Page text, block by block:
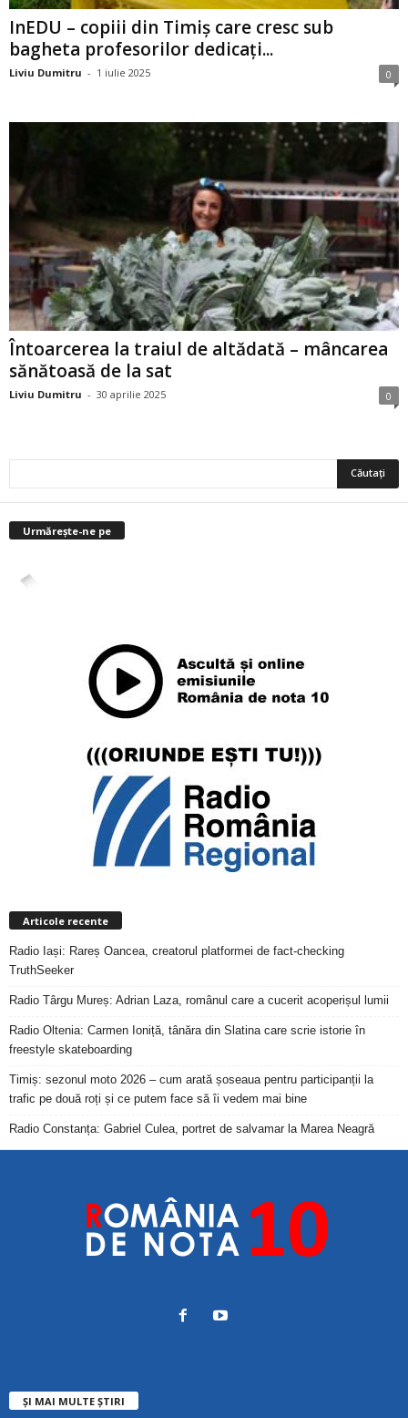
InEDU – copiii din Timiș care cresc sub
bagheta profesorilor dedicați...
Liviu Dumitru - 1 iulie 2025 0
Întoarcerea la traiul de altădată – mâncarea
sănătoasă de la sat
Liviu Dumitru - 30 aprilie 2025 0
Urmărește-ne pe
4,400
Articole recente
Radio Iași: Rareș Oancea, creatorul platformei de fact-checking
TruthSeeker
Radio Târgu Mureș: Adrian Laza, românul care a cucerit acoperișul lumii
Radio Oltenia: Carmen Ioniță, tânăra din Slatina care scrie istorie în
freestyle skateboarding
Timiș: sezonul moto 2026 – cum arată șoseaua pentru participanții la
trafic pe două roți și ce putem face să îi vedem mai bine
Radio Constanța: Gabriel Culea, portret de salvamar la Marea Neagră
ȘI MAI MULTE ȘTIRI